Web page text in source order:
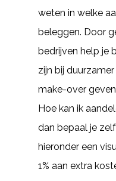
weten in welke
beleggen. Door
bedrijven help je
zijn bij
make-over
Hoe kan ik
dan bepaal je
hieronder een
1% aan extra